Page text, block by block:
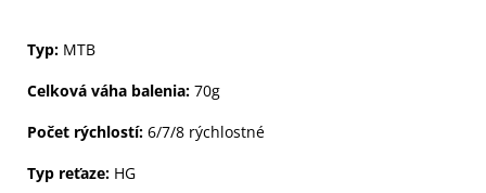
Typ: MTB
Celková váha balenia: 70g
Počet rýchlostí: 6/7/8 rýchlostné
Typ reťaze: HG